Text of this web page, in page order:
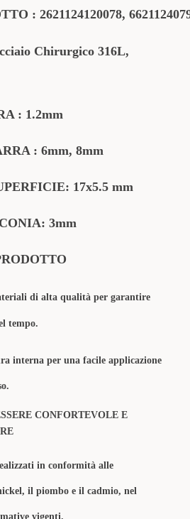
: 2621124120078,
Chirurgico 316L,
: 1.2mm
: 6mm, 8mm
17x5.5 mm
3mm
di alta qualità per garantire
tempo.
interna per una facile applicazione
CONFORTEVOLE E
in conformità alle
il piombo e il cadmio, nel
vigenti.